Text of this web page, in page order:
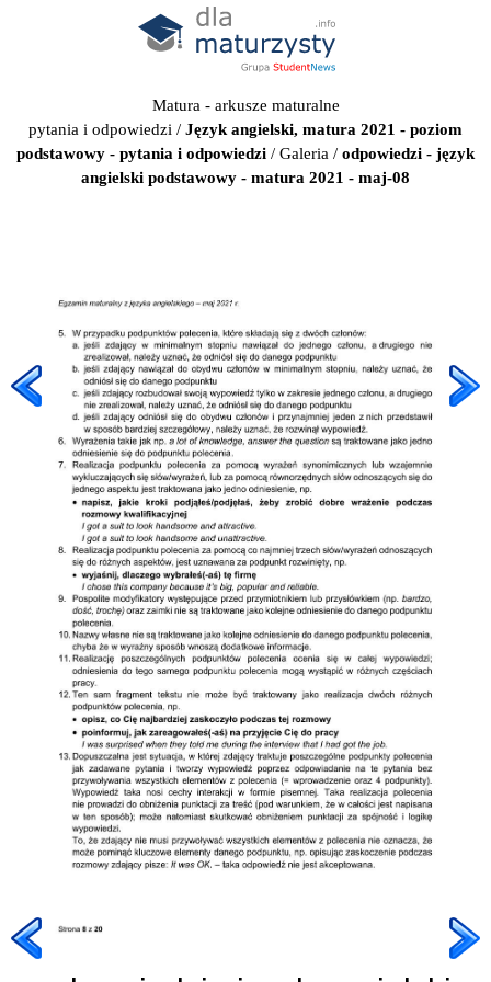
Matura - arkusze maturalne
pytania i odpowiedzi / Język angielski, matura 2021 - poziom
podstawowy - pytania i odpowiedzi / Galeria / odpowiedzi - język
angielski podstawowy - matura 2021 - maj-08